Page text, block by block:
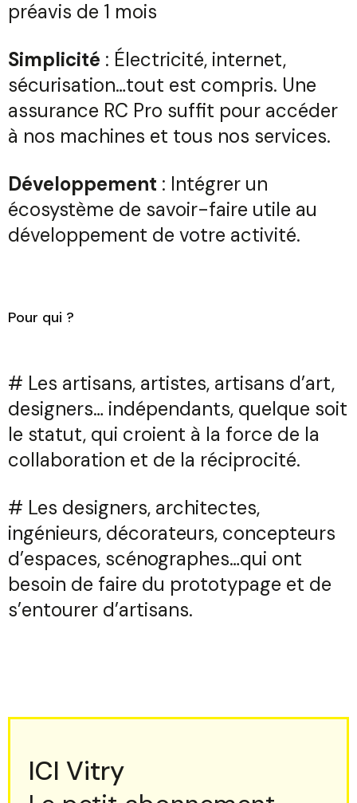
préavis de 1 mois
Simplicité : Électricité, internet,
sécurisation…tout est compris. Une
assurance RC Pro suffit pour accéder
à nos machines et tous nos services.
Développement : Intégrer un
écosystème de savoir-faire utile au
développement de votre activité.
Pour qui ?
# Les artisans, artistes, artisans d’art,
designers… indépendants, quelque soit
le statut, qui croient à la force de la
collaboration et de la réciprocité.
# Les designers, architectes,
ingénieurs, décorateurs, concepteurs
d’espaces, scénographes…qui ont
besoin de faire du prototypage et de
s’entourer d’artisans.
ICI Vitry